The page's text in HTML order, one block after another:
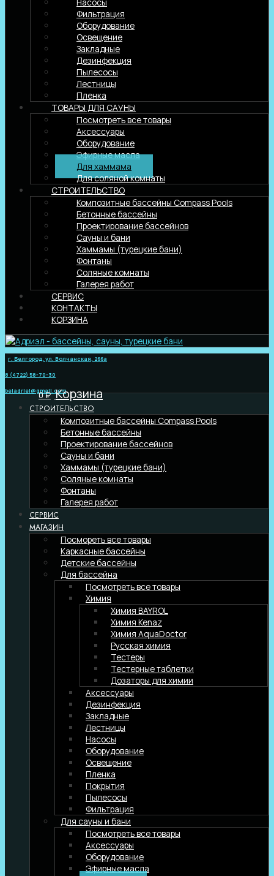
Насосы
Фильтрация
Оборудование
Освещение
Закладные
Дезинфекция
Пылесосы
Лестницы
Пленка
ТОВАРЫ ДЛЯ САУНЫ
Посмотреть все товары
Аксессуары
Оборудование
Эфирные масла
Для хаммама
Для соляной комнаты
СТРОИТЕЛЬСТВО
Композитные бассейны Compass Pools
Бетонные бассейны
Проектирование бассейнов
Сауны и бани
Хаммамы (турецкие бани)
Фонтаны
Соляные комнаты
Галерея работ
СЕРВИС
КОНТАКТЫ
КОРЗИНА
г. Белгород, ул. Волчанская, 266а
8 (4722) 58-70-30
beladriel@gmail.com
0₽ Корзина
СТРОИТЕЛЬСТВО
Композитные бассейны Compass Pools
Бетонные бассейны
Проектирование бассейнов
Сауны и бани
Хаммамы (турецкие бани)
Соляные комнаты
Фонтаны
Галерея работ
СЕРВИС
МАГАЗИН
Посмореть все товары
Каркасные бассейны
Детские бассейны
Для бассейна
Посмотреть все товары
Химия
Химия BAYROL
Химия Kenaz
Химия AquaDoctor
Русская химия
Тестеры
Тестерные таблетки
Дозаторы для химии
Аксессуары
Дезинфекция
Закладные
Лестницы
Насосы
Оборудование
Освещение
Пленка
Покрытия
Пылесосы
Фильтрация
Для сауны и бани
Посмотреть все товары
Аксессуары
Оборудование
Эфирные масла